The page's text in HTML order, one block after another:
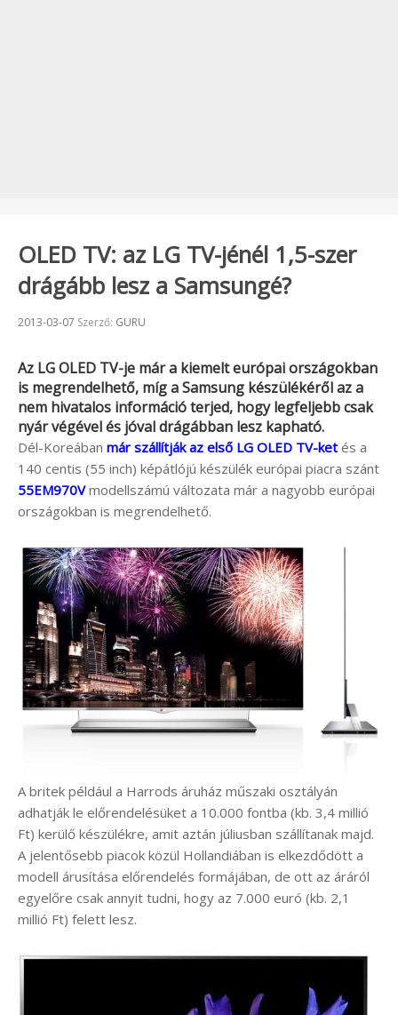
OLED TV: az LG TV-jénél 1,5-szer
drágább lesz a Samsungé?
Beküldve:
2013-03-07 Szerző: GURU
Az LGOLED TV-je már a kiemelt európai országokban
is megrendelhető, míg aSamsung készülékéről az a
nem hivatalos információ terjed, hogy legfeljebb csak
nyár végével és jóval drágábban lesz kapható.
Dél-Koreában már szállítják az első LG OLED TV-ket és a
140 centis (55 inch) képátlójú készülék európai piacra szánt
55EM970Vmodellszámú változata már a nagyobb európai
országokban is megrendelhető.
A britek például a Harrods áruház műszaki osztályán
adhatják le előrendelésüket a 10.000 fontba (kb. 3,4 millió
Ft) kerülő készülékre, amit aztán júliusban szállítanak majd.
A jelentősebb piacok közül Hollandiában is elkezdődött a
modell árusítása előrendelés formájában, de ott az áráról
egyelőre csak annyit tudni, hogy az 7.000 euró (kb. 2,1
millió Ft) felett lesz.